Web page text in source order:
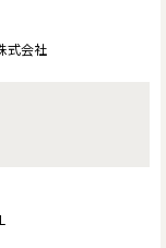
式会社